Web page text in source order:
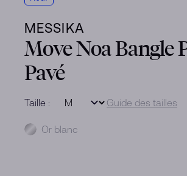
MESSIKA
Move Noa Bangle
Pavé
Taille : Guide des tailles
MétalOr blanc